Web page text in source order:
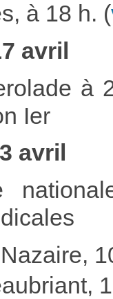
à 18 h. (
avril
à
Ier
avril